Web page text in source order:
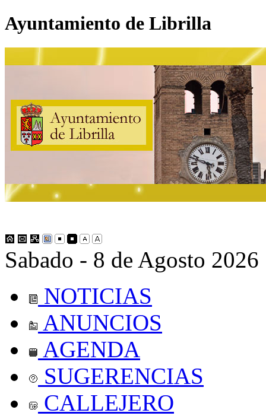
Ayuntamiento de Librilla
Sabado - 8 de Agosto 2026
NOTICIAS
ANUNCIOS
AGENDA
SUGERENCIAS
CALLEJERO